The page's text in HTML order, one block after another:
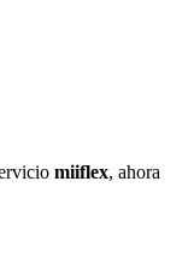
miiflex, ahora